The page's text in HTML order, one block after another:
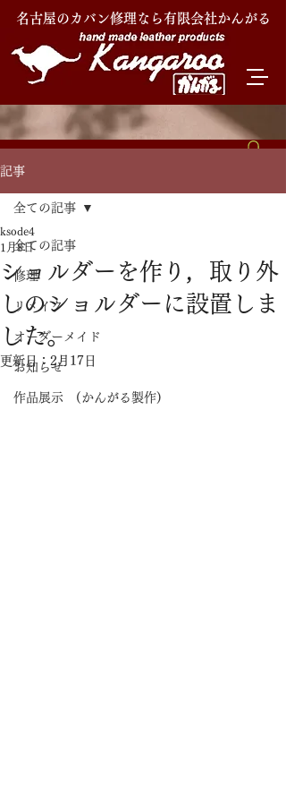
名古屋のカバン修理なら有限会社かんがる
記事
全ての記事
修理
リメイク
オーダーメイド
お知らせ
作品展示 (かんがる製作)
全ての記事
ショルダーを作り，取り外
しのショルダーに設置しま
した。
ksode4
1月8日
更新日： 2月17日